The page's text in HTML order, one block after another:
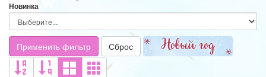
Новинка
Применить фильтр Сброс